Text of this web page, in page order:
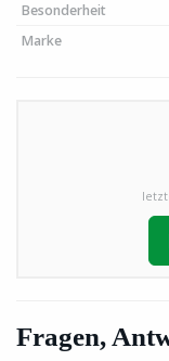
Besonderheit
Marke
Fragen,